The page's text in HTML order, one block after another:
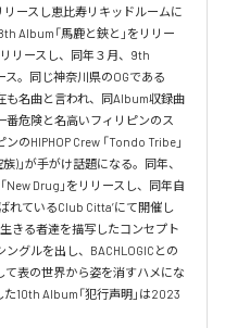
リースし恵比寿リキッドルームに
Album「馬鹿と鋏と」をリリー
リリースし、同年３月、9th
ス。同じ神奈川県のOGである
も名曲と言われ、同Album収録曲
番危険と名高いフィリピンのス
のHIPHOP Crew 「Tondo Tribe」
)」が手がけ話題になる。同年、
Drug」をリリースし、同年自
れているClub Citta’にて開催し
きる者達を描写したコンセプト
ングルを出し、BACHLOGICとの
て表の世界から姿を消すハメにな
10th Album「犯行声明」は2023